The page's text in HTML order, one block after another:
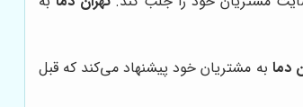
دما به مشتریان خود پیشنهاد می‌کند که قبل